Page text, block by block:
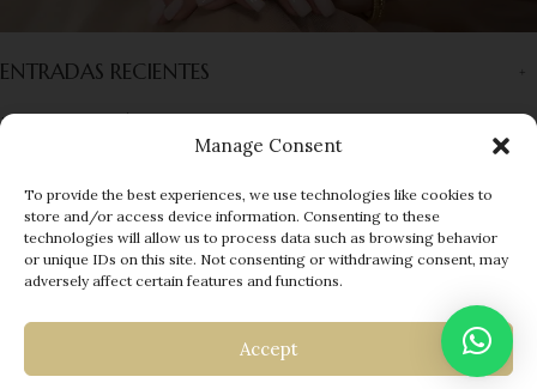
Manage Consent
To provide the best experiences, we use technologies like cookies to
store and/or access device information. Consenting to these
technologies will allow us to process data such as browsing behavior
or unique IDs on this site. Not consenting or withdrawing consent, may
adversely affect certain features and functions.
Accept
ENTRADAS RECIENTES
INFORMACIÓN
MENÚ
© 2025 EUROGEMS| Developed by